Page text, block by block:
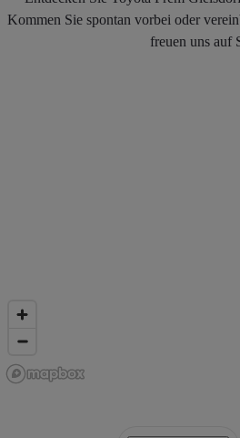
Kommen Sie spontan vorbei oder
freuen uns auf